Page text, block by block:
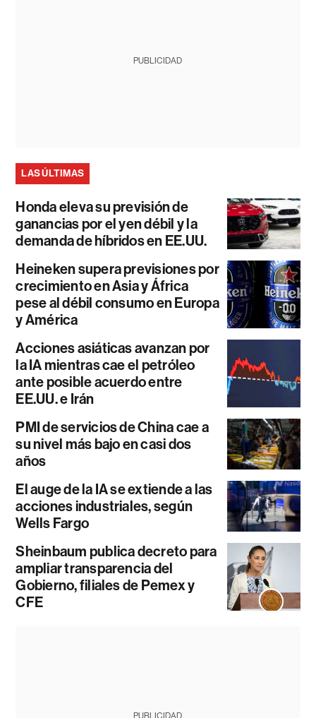
PUBLICIDAD
LAS ÚLTIMAS
Honda eleva su previsión de
ganancias por el yen débil y la
demanda de híbridos en EE.UU.
Heineken supera previsiones por
crecimiento en Asia y África
pese al débil consumo en Europa
y América
Acciones asiáticas avanzan por
la IA mientras cae el petróleo
ante posible acuerdo entre
EE.UU. e Irán
PMI de servicios de China cae a
su nivel más bajo en casi dos
años
El auge de la IA se extiende a las
acciones industriales, según
Wells Fargo
Sheinbaum publica decreto para
ampliar transparencia del
Gobierno, filiales de Pemex y
CFE
PUBLICIDAD